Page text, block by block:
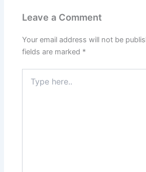
o
k
o
Leave a Comment
Your email address will not be
fields are marked *
here..